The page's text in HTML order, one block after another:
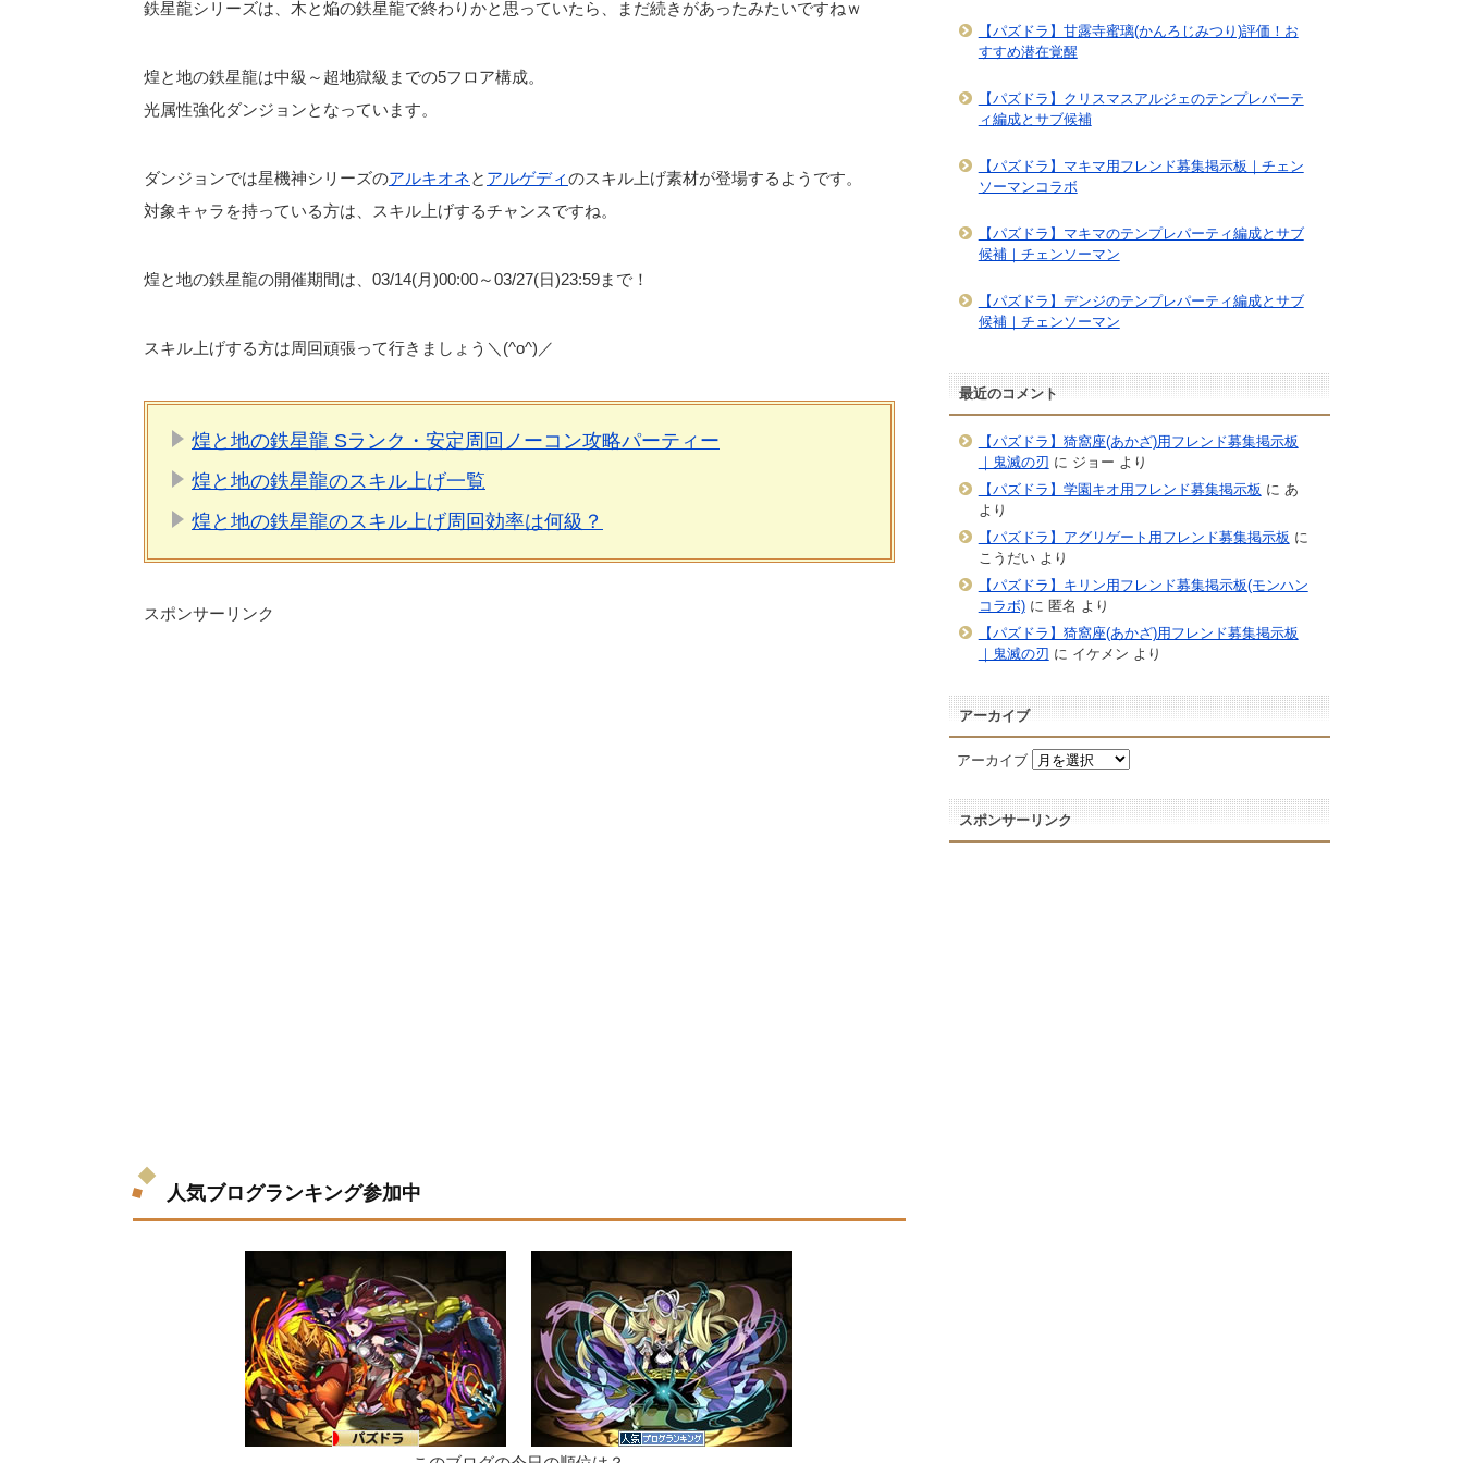
鉄星龍シリーズは、木と焔の鉄星龍で終わりかと思っていたら、まだ続きがあったみたいですねｗ
煌と地の鉄星龍は中級～超地獄級までの5フロア構成。
光属性強化ダンジョンとなっています。
ダンジョンでは星機神シリーズのアルキオネと アルゲディのスキル上げ素材が登場するようです。
対象キャラを持っている方は、スキル上げするチャンスですね。
煌と地の鉄星龍の開催期間は、03/14(月)00:00～03/27(日)23:59まで！
スキル上げする方は周回頑張って行きましょう＼(^o^)／
煌と地の鉄星龍 Sランク・安定周回ノーコン攻略パーティー
煌と地の鉄星龍のスキル上げ一覧
煌と地の鉄星龍のスキル上げ周回効率は何級？
スポンサーリンク
人気ブログランキング参加中
【パズドラ】甘露寺蜜璃(かんろじみつり)評価！お
すすめ潜在覚醒
【パズドラ】クリスマスアルジェのテンプレパーテ
ィ編成とサブ候補
【パズドラ】マキマ用フレンド募集掲示板｜チェン
ソーマンコラボ
【パズドラ】マキマのテンプレパーティ編成とサブ
候補｜チェンソーマン
【パズドラ】デンジのテンプレパーティ編成とサブ
候補｜チェンソーマン
最近のコメント
【パズドラ】猗窩座(あかざ)用フレンド募集掲示板
｜鬼滅の刃 に ジョー より
【パズドラ】学園キオ用フレンド募集掲示板 に あ
より
【パズドラ】アグリゲート用フレンド募集掲示板 に
こうだいより
【パズドラ】キリン用フレンド募集掲示板(モンハン
コラボ)に 匿名 より
【パズドラ】猗窩座(あかざ)用フレンド募集掲示板
｜鬼滅の刃 に イケメン より
アーカイブ
アーカイブ
スポンサーリンク